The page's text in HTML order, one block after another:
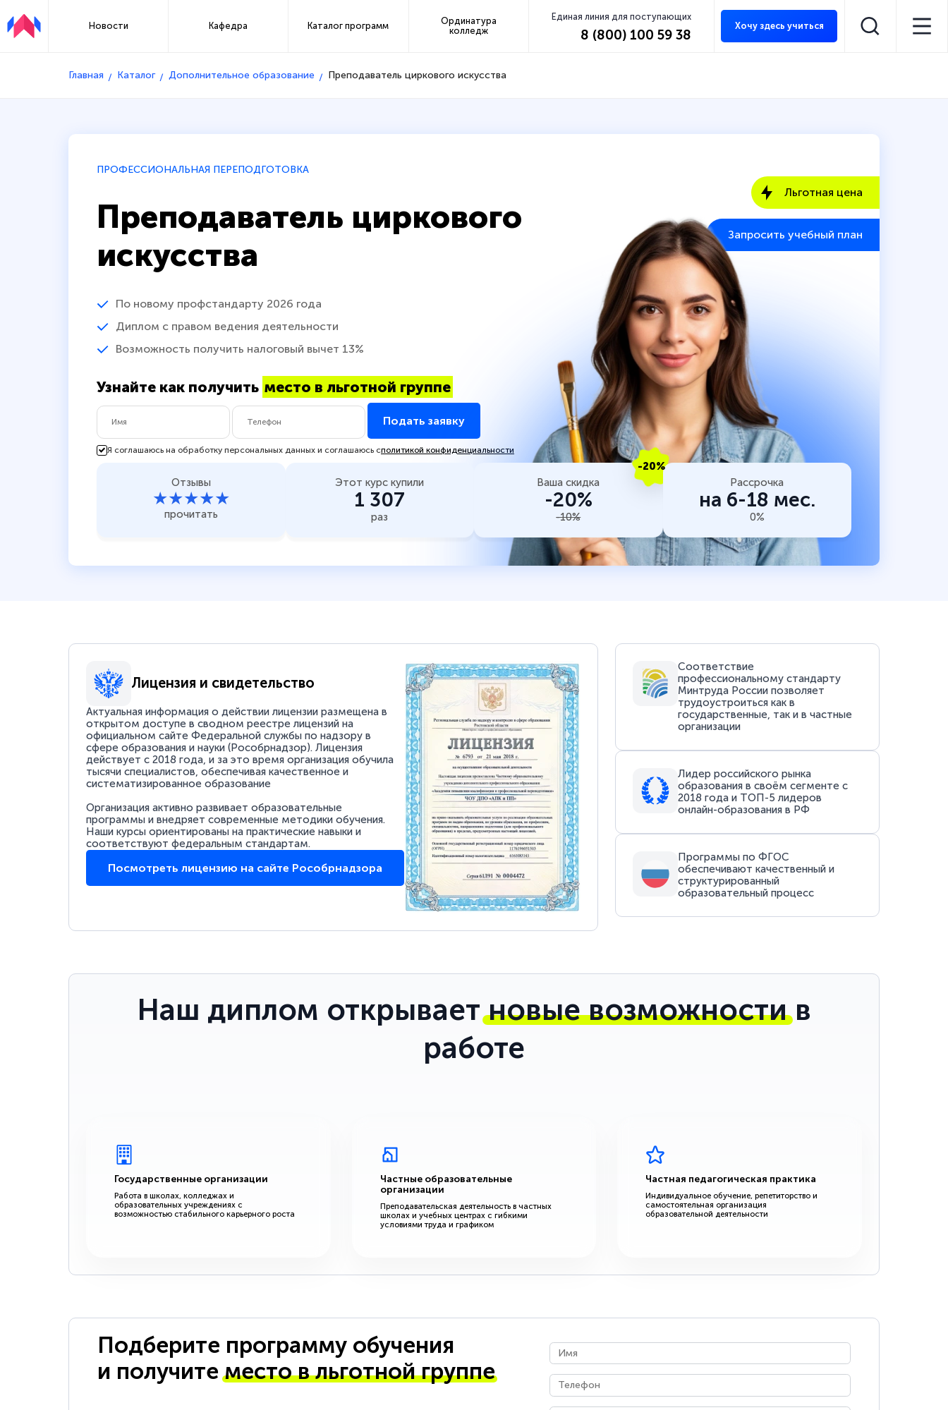
Новости Кафедра Каталог программ
Ординатура
колледж
Единая линия для поступающих
8 (800) 100 59 38
Хочу здесь учиться
Главная Каталог Дополнительное образование Преподаватель циркового искусства
ПРОФЕССИОНАЛЬНАЯ ПЕРЕПОДГОТОВКА
Преподаватель циркового
искусства
По новому профстандарту 2026 года
Диплом с правом ведения деятельности
Возможность получить налоговый вычет 13%
Узнайте как получить место в льготной группе
Подать заявку
Я соглашаюсь на обработку персональных данных и соглашаюсь сполитикой конфиденциальности
Льготная цена
Запросить учебный план
Отзывы
★★★★★
прочитать
Этот курс купили
1 307
раз
-20%
Ваша скидка
-20%
-10%
Рассрочка
на 6-18 мес.
0%
Лицензия и свидетельство
Актуальная информация о действии лицензии размещена в
открытом доступе в сводном реестре лицензий на
официальном сайте Федеральной службы по надзору в
сфере образования и науки (Рособрнадзор). Лицензия
действует с 2018 года, и за это время организация обучила
тысячи специалистов, обеспечивая качественное и
систематизированное образование
Организация активно развивает образовательные
программы и внедряет современные методики обучения.
Наши курсы ориентированы на практические навыки и
соответствуют федеральным стандартам.
Посмотреть лицензию на сайте Рособрнадзора
Соответствие
профессиональному стандарту
Минтруда России позволяет
трудоустроиться как в
государственные, так и в частные
организации
Лидер российского рынка
образования в своём сегменте с
2018 года и ТОП-5 лидеров
онлайн-образования в РФ
Программы по ФГОС
обеспечивают качественный и
структурированный
образовательный процесс
Наш диплом открываетновые возможностив
работе
Государственные организации
Работа в школах, колледжах и
образовательных учреждениях с
возможностью стабильного карьерного роста
Частные образовательные
организации
Преподавательская деятельность в частных
школах и учебных центрах с гибкими
условиями труда и графиком
Частная педагогическая практика
Индивидуальное обучение, репетиторство и
самостоятельная организация
образовательной деятельности
Подберите программу обучения
и получитеместо в льготной группе